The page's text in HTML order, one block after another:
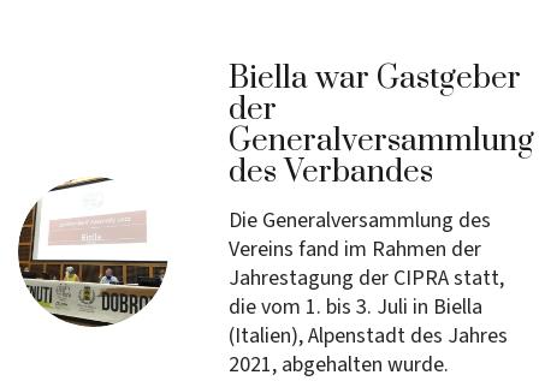
Biella war Gastgeber
der
Generalversammlung
des Verbandes
Die Generalversammlung des
Vereins fand im Rahmen der
Jahrestagung der CIPRA statt,
die vom 1. bis 3. Juli in Biella
(Italien), Alpenstadt des Jahres
2021, abgehalten wurde.